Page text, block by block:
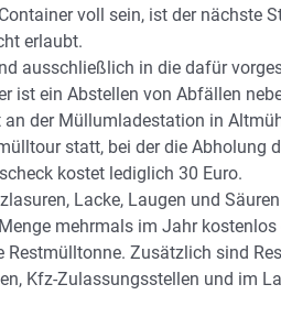
voll sein, ist der nächste
erlaubt.
ausschließlich in die dafür
ist ein Abstellen von Abfällen
an der Müllumladestation in
statt, bei der die Abholung
kostet lediglich 30 Euro.
Lacke, Laugen und
mehrmals im Jahr kostenlos
Restmülltonne. Zusätzlich sind
Kfz-Zulassungsstellen und im